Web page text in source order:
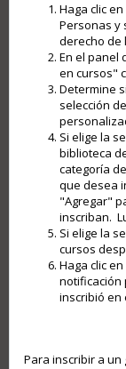
Haga clic
Personas y
derecho de
En el panel
en cursos"
Determine
selección
Si elige la
biblioteca
categoría
que desea
"Agregar"
inscriban.
Si elige la
cursos
Haga clic
notificación
inscribió en
Para inscribir a